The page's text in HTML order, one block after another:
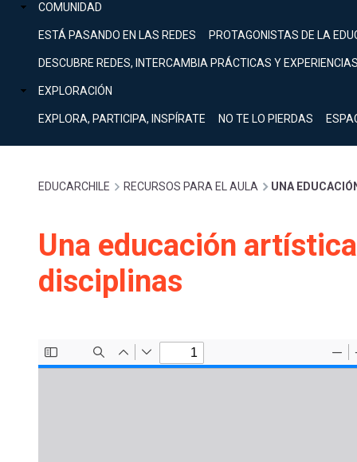
mi
cuenta
COMUNIDAD
ESTÁ PASANDO EN LAS REDES PROTAGONISTAS DE LA
DESCUBRE REDES, INTERCAMBIA PRÁCTICAS Y EXPERIENCIAS
EXPLORACIÓN
EXPLORA, PARTICIPA, INSPÍRATE NO TE LO PIERDAS
[Educarchile
Mobile]
Menú
cuenta
Inicia
Sobrescribir
enlaces
de
ayuda
EDUCARCHILE RECURSOS PARA EL AULA UNA
Una educación
disciplinas